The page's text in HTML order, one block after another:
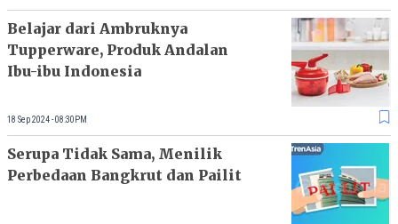
Belajar dari Ambruknya
Tupperware, Produk Andalan
Ibu-ibu Indonesia
18 Sep 2024 - 08:30PM
Serupa Tidak Sama, Menilik
Perbedaan Bangkrut dan Pailit